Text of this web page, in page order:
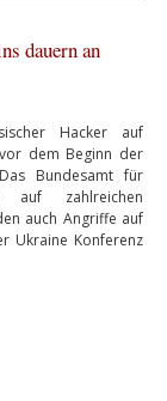
dauern an
Hacker auf
dem Beginn der
Bundesamt für
auf zahlreichen
auch Angriffe auf
Ukraine Konferenz